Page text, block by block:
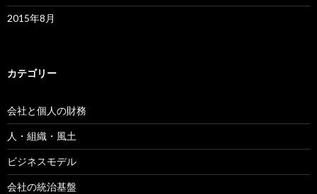
2015年8月
カテゴリー
会社と個人の財務
人・組織・風土
ビジネスモデル
会社の統治基盤